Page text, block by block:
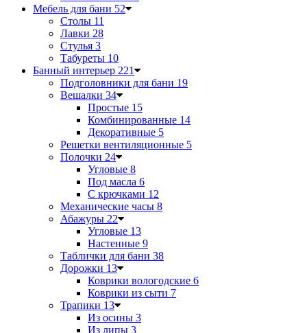
Мебель для бани 52
Столы 11
Лавки 28
Стулья 3
Табуреты 10
Банный интерьер 221
Подголовники для бани 19
Вешалки 34
Простые 15
Комбинированные 14
Декоративные 5
Решетки вентиляционные 5
Полочки 24
Угловые 8
Под масла 6
С крючками 12
Механические часы 8
Абажуры 22
Угловые 13
Настенные 9
Таблички для бани 38
Дорожки 13
Коврики вологодские 6
Коврики из сыти 7
Трапики 13
Из осины 3
Из липы 3